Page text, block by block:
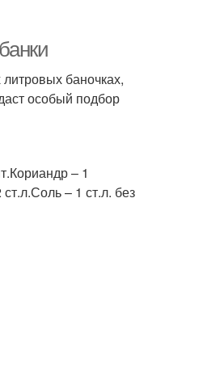
баночках,
особый подбор
– 1
– 1 ст.л. без